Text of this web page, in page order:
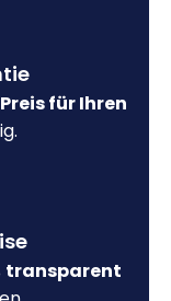
für Ihren
transparent